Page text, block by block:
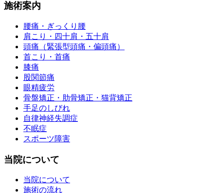
施術案内
腰痛・ぎっくり腰
肩こり・四十肩・五十肩
頭痛（緊張型頭痛・偏頭痛）
首こり・首痛
膝痛
股関節痛
眼精疲労
骨盤矯正・肋骨矯正・猫背矯正
手足のしびれ
自律神経失調症
不眠症
スポーツ障害
当院について
当院について
施術の流れ